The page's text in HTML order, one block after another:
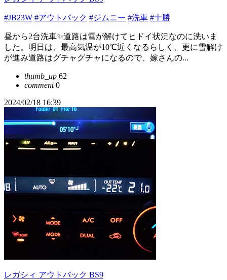
#JB23W #アウトバック #ジムニー #洗車 #十勝
昼から2台洗車✨道路は雪が解けてヒドイ状況なのに洗いま
した。明日は、最高気温が10℃近くなるらしく、更に雪解け
が進み道路はグチャグチャになるので、嫁さんの...
thumb_up 62
comment0
2024/02/18 16:39
レガシィ アウトバック BS9